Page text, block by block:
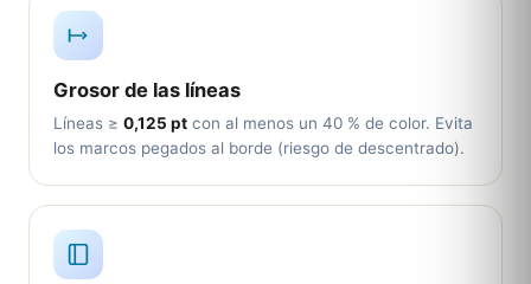
Grosor de las líneas
Líneas ≥ 0,125 pt con al menos un 40 % de color. Evita
los marcos pegados al borde (riesgo de descentrado).